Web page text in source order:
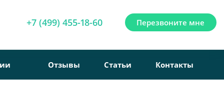
+7 (499) 455-18-60 Перезвоните мне
Отзывы Статьи Контакты